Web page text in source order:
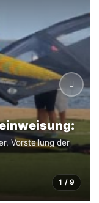
Vorstellung der
1 / 9